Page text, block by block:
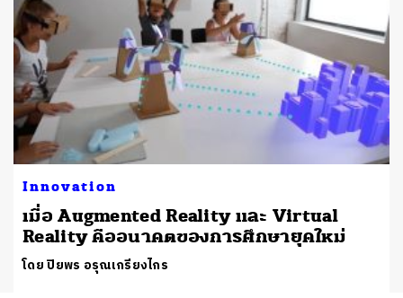
Innovation
เมื่อ Augmented Reality และ Virtual
Reality คืออนาคตของการศึกษายุคใหม่
โดย ปิยพร อรุณเกรียงไกร